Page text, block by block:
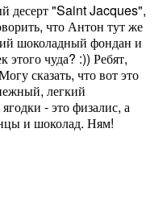
десерт "Saint Jacques",
что Антон тут же
шоколадный фондан и
этого чуда? :)) Ребят,
сказать, что вот это
легкий
- это физалис, а
и шоколад. Ням!